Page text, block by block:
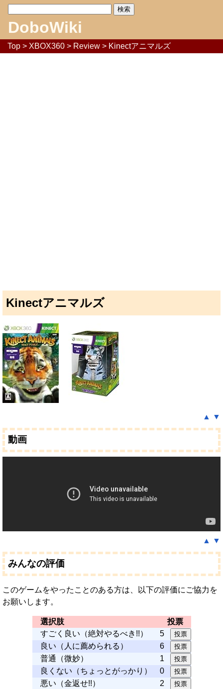
DoboWiki
Top > XBOX360 > Review > Kinectアニマルズ
Kinectアニマルズ
▲ ▼
動画
▲ ▼
みんなの評価
このゲームをやったことのある方は、以下の評価にご協力を
お願いします。
選択肢
投票
すごく良い（絶対やるべき!!）
5
良い（人に薦められる）
6
普通（微妙）
1
良くない（ちょっとがっかり）
0
悪い（金返せ!!）
2